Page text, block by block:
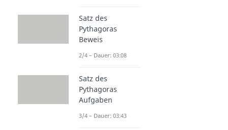
Satz des
Pythagoras
Beweis
2/4 – Dauer: 03:08
Satz des
Pythagoras
Aufgaben
3/4 – Dauer: 03:43